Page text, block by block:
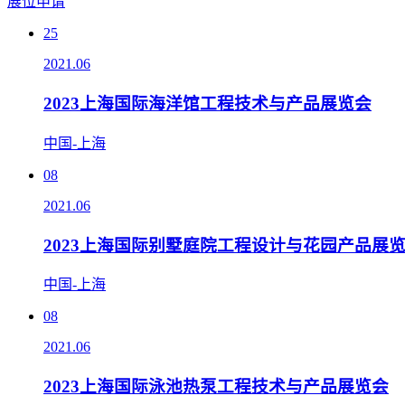
25
2021.06
2023上海国际海洋馆工程技术与产品展览会
中国-上海
08
2021.06
2023上海国际别墅庭院工程设计与花园产品展
中国-上海
08
2021.06
2023上海国际泳池热泵工程技术与产品展览会